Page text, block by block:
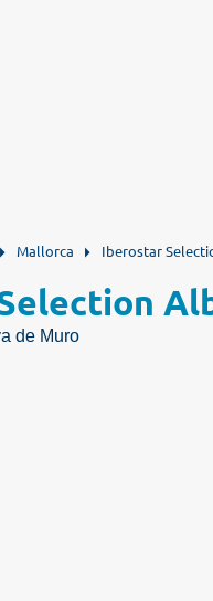
Mallorca Iberostar
de Muro